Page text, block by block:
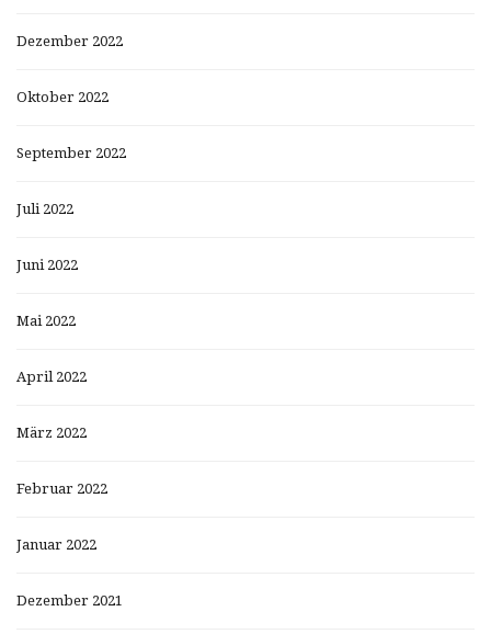
Dezember 2022
Oktober 2022
September 2022
Juli 2022
Juni 2022
Mai 2022
April 2022
März 2022
Februar 2022
Januar 2022
Dezember 2021